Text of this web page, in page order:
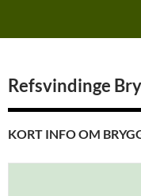
Refsvindinge
KORT INFO OM